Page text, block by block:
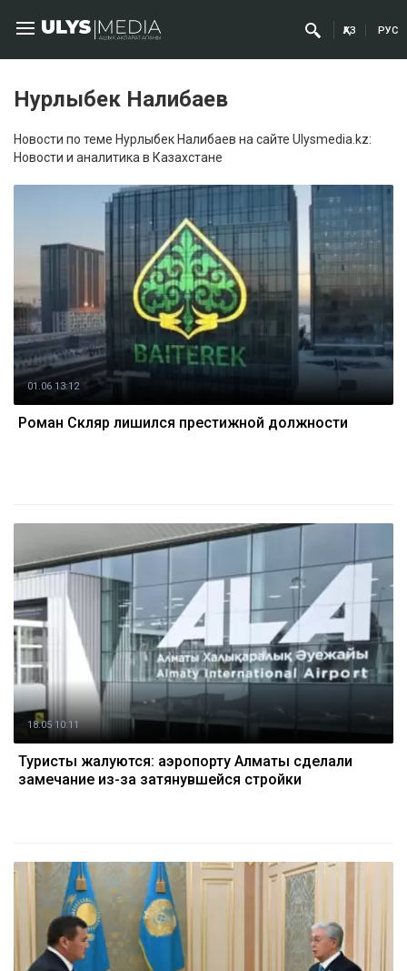
ҚАЗ РУС
Нурлыбек Налибаев
Новости по теме Нурлыбек Налибаев на сайте Ulysmedia.kz:
Новости и аналитика в Казахстане
01.06 13:12
Роман Скляр лишился престижной должности
18.05 10:11
Туристы жалуются: аэропорту Алматы сделали
замечание из-за затянувшейся стройки